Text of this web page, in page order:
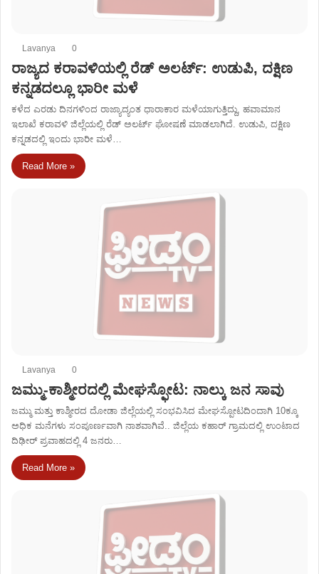
Lavanya 0
ರಾಜ್ಯದ ಕರಾವಳಿಯಲ್ಲಿ ರೆಡ್ ಅಲರ್ಟ್: ಉಡುಪಿ, ದಕ್ಷಿಣ
ಕನ್ನಡದಲ್ಲೂ ಭಾರೀ ಮಳೆ
ಕಳೆದ ಎರಡು ದಿನಗಳಿಂದ ರಾಜ್ಯಾದ್ಯಂತ ಧಾರಾಕಾರ ಮಳೆಯಾಗುತ್ತಿದ್ದು, ಹವಾಮಾನ
ಇಲಾಖೆ ಕರಾವಳಿ ಜಿಲ್ಲೆಯಲ್ಲಿ ರೆಡ್‌ ಅಲರ್ಟ್‌ ಘೋಷಣೆ ಮಾಡಲಾಗಿದೆ. ಉಡುಪಿ, ದಕ್ಷಿಣ
ಕನ್ನಡದಲ್ಲಿ ಇಂದು ಭಾರೀ ಮಳೆ…
Read More »
Lavanya 0
ಜಮ್ಮು-ಕಾಶ್ಮೀರದಲ್ಲಿ ಮೇಘಸ್ಫೋಟ: ನಾಲ್ಕು ಜನ ಸಾವು
ಜಮ್ಮು ಮತ್ತು ಕಾಶ್ಮೀರದ ದೋಡಾ ಜಿಲ್ಲೆಯಲ್ಲಿ ಸಂಭವಿಸಿದ ಮೇಘಸ್ಪೋಟದಿಂದಾಗಿ 10ಕ್ಕೂ
ಅಧಿಕ ಮನೆಗಳು ಸಂಪೂರ್ಣವಾಗಿ ನಾಶವಾಗಿವೆ.. ಜಿಲ್ಲೆಯ ಕಹಾರ್‌ ಗ್ರಾಮದಲ್ಲಿ ಉಂಟಾದ
ದಿಢೀರ್‌ ಪ್ರವಾಹದಲ್ಲಿ 4 ಜನರು…
Read More »